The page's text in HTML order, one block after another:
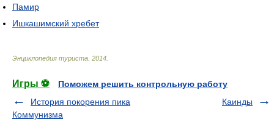
Памир
Ишкашимский хребет
Энциклопедия туриста 2014
Игры ⚽
Поможем решить контрольную работу
История покорения пика
Коммунизма
Каинды